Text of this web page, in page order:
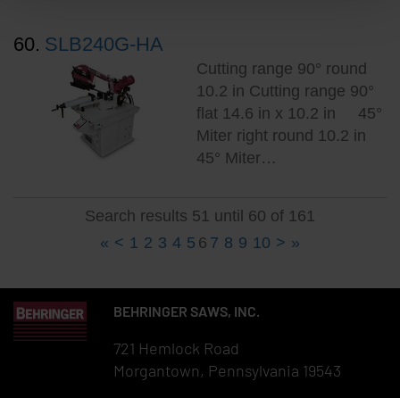
60. SLB240G-HA
Cutting range 90° round
10.2 in Cutting range 90°
flat 14.6 in x 10.2 in 45°
Miter right round 10.2 in
45° Miter…
Search results 51 until 60 of 161
« < 1 2 3 4 5 6 7 8 9 10 > »
BEHRINGER SAWS, INC.
721 Hemlock Road
Morgantown, Pennsylvania 19543